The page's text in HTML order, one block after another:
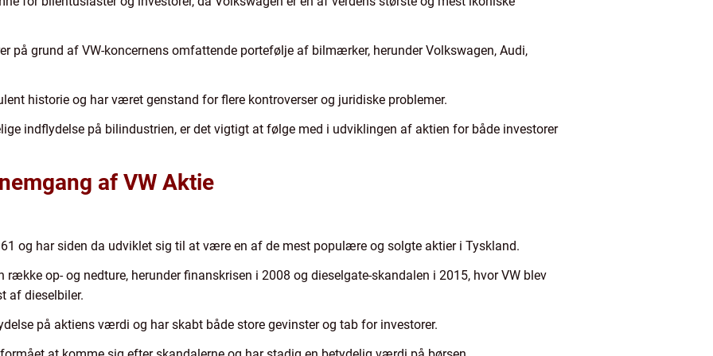
på grund af VW-koncernens omfattende portefølje af bilmærker, herunder Volkswagen, Audi,
historie og har været genstand for flere kontroverser og juridiske problemer.
indflydelse på bilindustrien, er det vigtigt at følge med i udviklingen af aktien for både investorer
af VW Aktie
og har siden da udviklet sig til at være en af de mest populære og solgte aktier i Tyskland.
række op- og nedture, herunder finanskrisen i 2008 og dieselgate-skandalen i 2015, hvor VW blev
af dieselbiler.
på aktiens værdi og har skabt både store gevinster og tab for investorer.